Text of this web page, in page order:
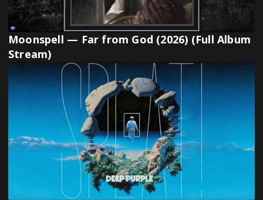
Moonspell — Far from God (2026) (Full Album
Stream)